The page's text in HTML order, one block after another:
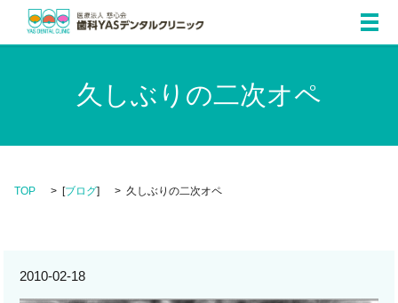
メ
久しぶりの二次オペ
TOP [ブログ] 久しぶりの二次オペ
2010-02-18